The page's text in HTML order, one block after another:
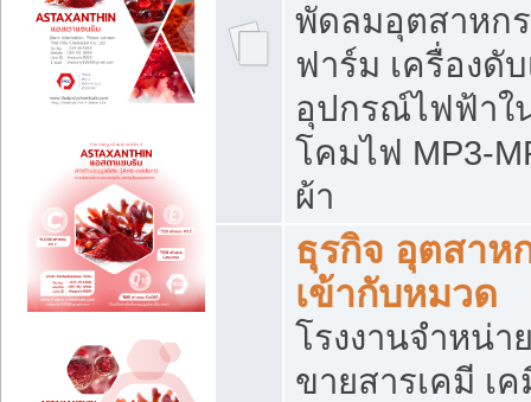
พัดลมอุตสาหก
ฟาร์ม เครื่องดั
อุปกรณ์ไฟฟ้าใ
โคมไฟ MP3-
ผ้า
ธุรกิจ อุตสาห
เข้ากับหมวด
โรงงานจำหน่
ขายสารเคมี เ